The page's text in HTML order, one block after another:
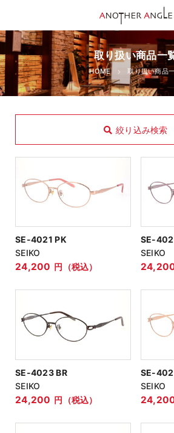
取り扱い商品一
HOME 取り扱い商品
絞り込み検索
メガネ
サングラス
ブランド
形状
オーバル
スクエア
ブロウ
ボストン
SE-4021 PK
SEIKO
24,200 円（税込）
SE-
SEIKO
SE-4023 BR
SEIKO
24,200 円（税込）
SE-
SEIKO